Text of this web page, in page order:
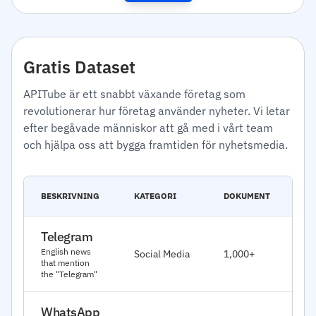
Gratis Dataset
APITube är ett snabbt växande företag som
revolutionerar hur företag använder nyheter. Vi letar
efter begåvade människor att gå med i vårt team
och hjälpa oss att bygga framtiden för nyhetsmedia.
BESKRIVNING KATEGORI DOKUMENT
Telegram
English news
that mention
the "Telegram"
Social Media 1,000+
WhatsApp